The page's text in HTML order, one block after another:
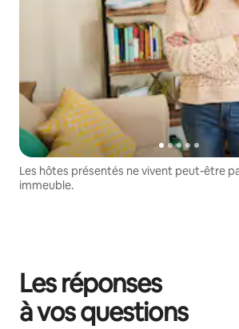
Les hôtes présentés ne vivent peut-être
immeuble.
Les réponses
à vos questions